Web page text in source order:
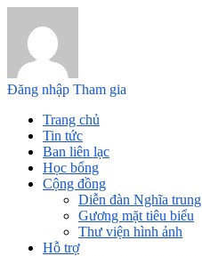
Đăng nhập Tham gia
Trang chủ
Tin tức
Ban liên lạc
Học bổng
Cộng đồng
Diễn đàn Nghĩa trung
Gương mặt tiêu biểu
Thư viện hình ảnh
Hỗ trợ